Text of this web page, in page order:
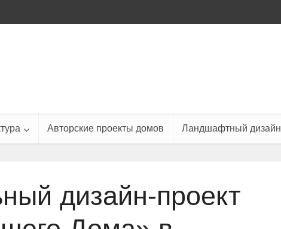
Авторские проекты домов Ландшафтный дизайн
дизайн-проект